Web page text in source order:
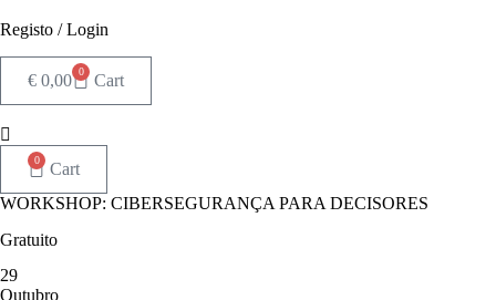
para
Registo / Login
€ 0,00 0 Cart
0
Cart
WORKSHOP: CIBERSEGURANÇA PARA DECISORES
Gratuito
29
Outubro